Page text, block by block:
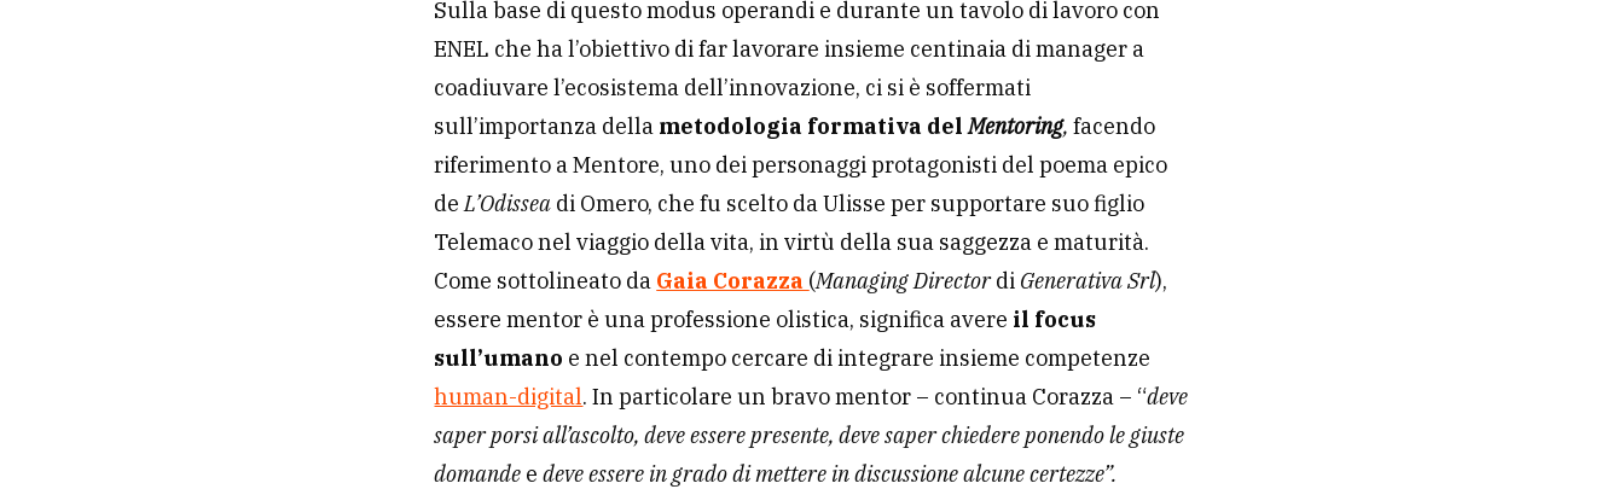
modelli di formazione innovativi e allettanti in grado distimolare la
community all’apprendimento costante e collettivo, il team di OPEN
ITALY ELIS capitanato daLuciano De Proprisha messo in campo
un’intuitiva analogia, quella con il poema epico dell’Odissea.
OPEN ITALY ELIS sin dal principio si è contraddistinto come iniziativa
dedita allo sviluppo diprogetti di co-innovazione frutto della
collaborazione tra startup e le grandi corporateche mettono a
sistema le loro risorse con l’obiettivo comune di creare progetti
innovativi.
Sulla base di questo modus operandi e durante un tavolo di lavoro con
ENEL che ha l’obiettivo di far lavorare insieme centinaia di manager a
coadiuvare l’ecosistema dell’innovazione, ci si è soffermati
sull’importanza dellametodologia formativa delMentoring,facendo